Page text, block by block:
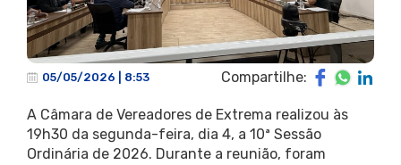
05/05/2026 | 8:53 Compartilhe:
A Câmara de Vereadores de Extrema realizou às
19h30 da segunda-feira, dia 4, a 10ª Sessão
Ordinária de 2026. Durante a reunião, foram